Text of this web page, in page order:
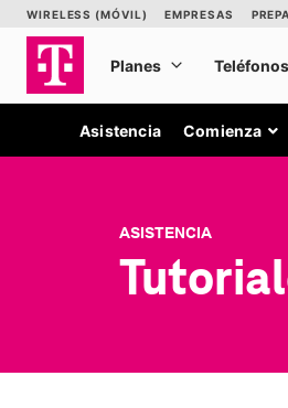
Asistencia Comienza
ASISTENCIA